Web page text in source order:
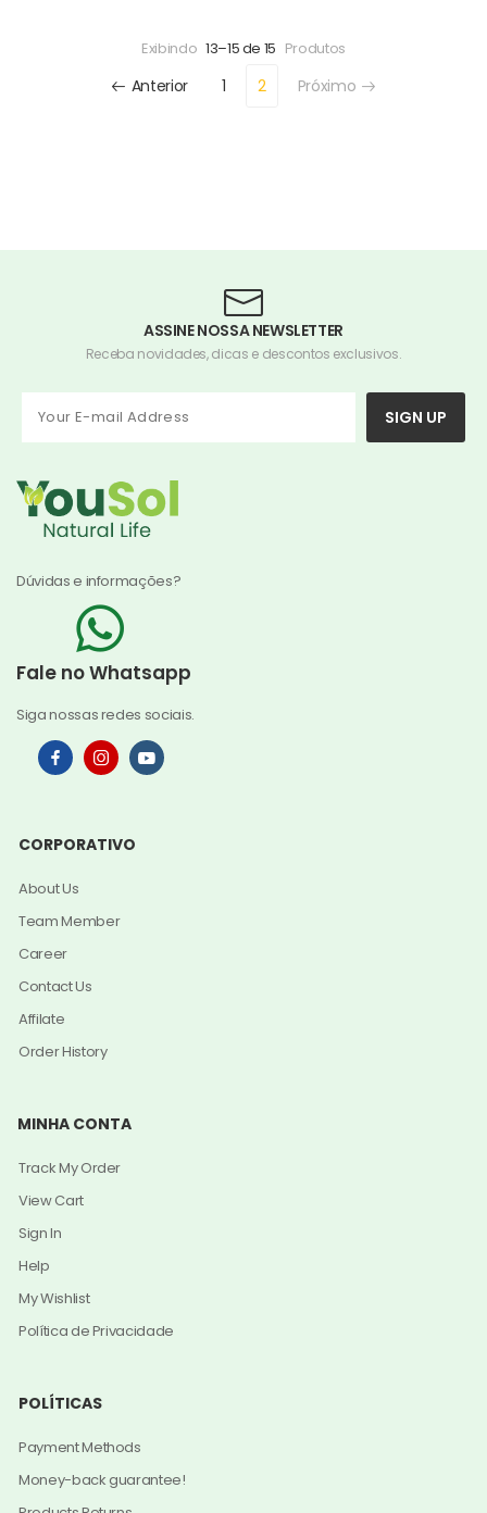
Exibindo 13–15 de 15 Produtos
Anterior 1 2 Próximo
ASSINE NOSSA NEWSLETTER
Receba novidades, dicas e descontos exclusivos.
SIGN UP
Dúvidas e informações?
Fale no Whatsapp
Siga nossas redes sociais.
CORPORATIVO
About Us
Team Member
Career
Contact Us
Affilate
Order History
MINHA CONTA
Track My Order
View Cart
Sign In
Help
My Wishlist
Política de Privacidade
POLÍTICAS
Payment Methods
Money-back guarantee!